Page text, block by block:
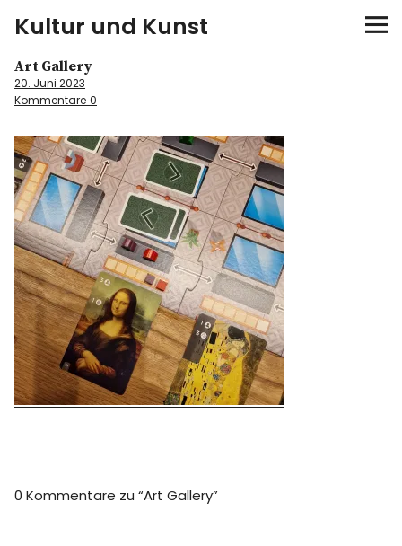
Kultur und Kunst
kultur & kunst
Spiele
Konzerte
Museen bei…
Bloggerreisen
Über mich
Art Gallery
20. Juni 2023
Kommentare 0
0 Kommentare zu “Art Gallery”